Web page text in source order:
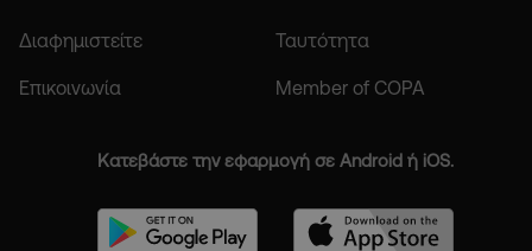
Διαφημιστείτε Ταυτότητα
Επικοινωνία Member of COPA
Κατεβάστε την εφαρμογή σε Android ή iOS.